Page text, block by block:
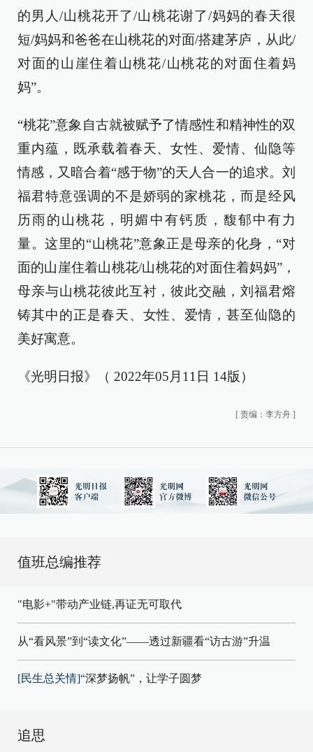
的男人/山桃花开了/山桃花谢了/妈妈的春天很
短/妈妈和爸爸在山桃花的对面/搭建茅庐，从此/
对面的山崖住着山桃花/山桃花的对面住着妈
妈”。
“桃花”意象自古就被赋予了情感性和精神性的双
重内蕴，既承载着春天、女性、爱情、仙隐等
情感，又暗合着“感于物”的天人合一的追求。刘
福君特意强调的不是娇弱的家桃花，而是经风
历雨的山桃花，明媚中有钙质，馥郁中有力
量。这里的“山桃花”意象正是母亲的化身，“对
面的山崖住着山桃花/山桃花的对面住着妈妈”，
母亲与山桃花彼此互衬，彼此交融，刘福君熔
铸其中的正是春天、女性、爱情，甚至仙隐的
美好寓意。
《光明日报》（ 2022年05月11日 14版）
[ 责编：李方舟 ]
值班总编推荐
"电影+"带动产业链,再证无可取代
从“看风景”到“读文化”——透过新疆看“访古游”升温
[民生总关情]“深梦扬帆”，让学子圆梦
追思